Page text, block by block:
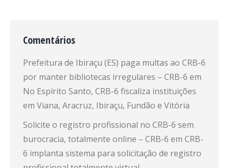
Comentários
Prefeitura de Ibiraçu (ES) paga multas ao CRB-6
por manter bibliotecas irregulares – CRB-6 em
No Espírito Santo, CRB-6 fiscaliza instituições
em Viana, Aracruz, Ibiraçu, Fundão e Vitória
Solicite o registro profissional no CRB-6 sem
burocracia, totalmente online – CRB-6 em CRB-
6 implanta sistema para solicitação de registro